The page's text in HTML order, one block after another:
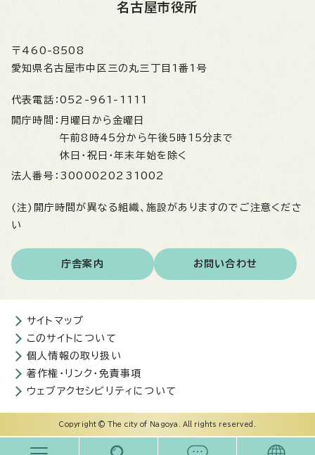
名古屋市役所
〒460-8508
愛知県名古屋市中区三の丸三丁目1番1号
代表電話： 052-961-1111
開庁時間： 月曜日から金曜日
午前8時45分から午後5時15分まで
休日・祝日・年末年始を除く
法人番号： 3000020231002
(注)開庁時間が異なる組織、施設がありますのでご注意くださ
い
庁舎案内 お問い合わせ
サイトマップ
このサイトについて
個人情報の取り扱い
著作権・リンク・免責事項
ウェブアクセシビリティについて
Copyright © The city of Nagoya. All rights reserved.